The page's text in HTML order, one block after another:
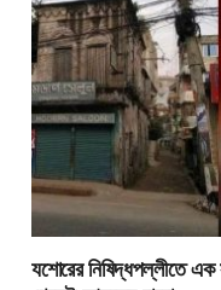
যশোরের নিষিদ্ধপল্লীতে